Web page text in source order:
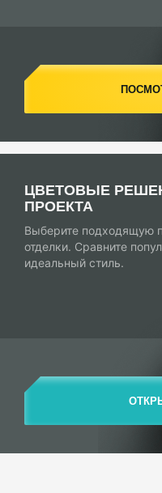
ЦВЕТОВЫЕ
ПРОЕКТА
Выберите подходящую
отделки. Сравните
идеальный стиль.